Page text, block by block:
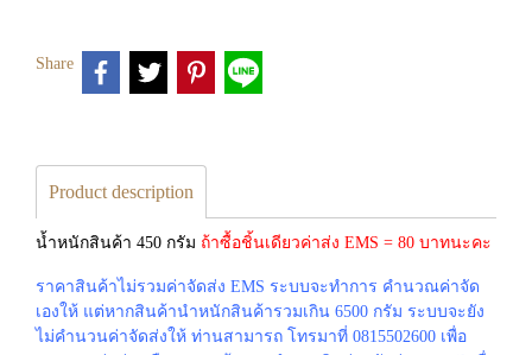
Share
Product description
น้ำหนักสินค้า 450 กรัม ถ้าซื้อชิ้นเดียวค่าส่ง EMS = 80 บาทนะคะ
ราคาสินค้าไม่รวมค่าจัดส่ง EMS ระบบจะทำการ คำนวณค่าจัด
เองให้ แต่หากสินค้านำหนักสินค้ารวมเกิน 6500 กรัม ระบบจะยัง
ไม่คำนวนค่าจัดส่งให้ ท่านสามารถ โทรมาที่ 0815502600 เพื่อ